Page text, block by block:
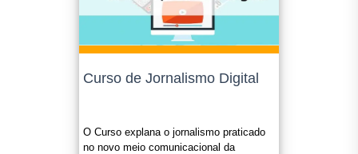
Curso de Jornalismo Digital
O Curso explana o jornalismo praticado
no novo meio comunicacional da